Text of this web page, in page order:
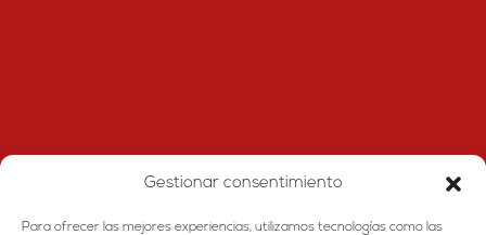
Gestionar consentimiento
Para ofrecer las mejores experiencias, utilizamos tecnologías como las